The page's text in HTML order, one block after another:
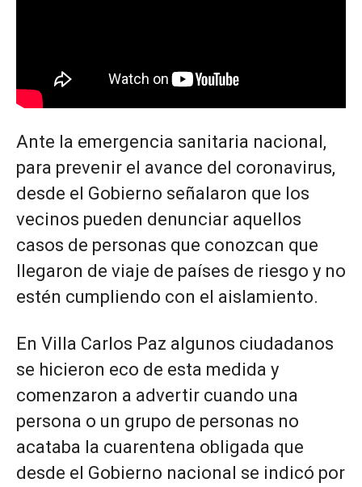
Ante la emergencia sanitaria nacional,
para prevenir el avance del coronavirus,
desde el Gobierno señalaron que los
vecinos pueden denunciar aquellos
casos de personas que conozcan que
llegaron de viaje de países de riesgo y no
estén cumpliendo con el aislamiento.
En Villa Carlos Paz algunos ciudadanos
se hicieron eco de esta medida y
comenzaron a advertir cuando una
persona o un grupo de personas no
acataba la cuarentena obligada que
desde el Gobierno nacional se indicó por